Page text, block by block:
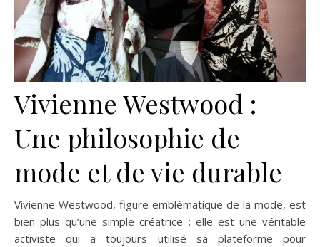
Vivienne Westwood :
Une philosophie de
mode et de vie durable
Vivienne Westwood, figure emblématique de la mode, est
bien plus qu’une simple créatrice ; elle est une véritable
activiste qui a toujours utilisé sa plateforme pour